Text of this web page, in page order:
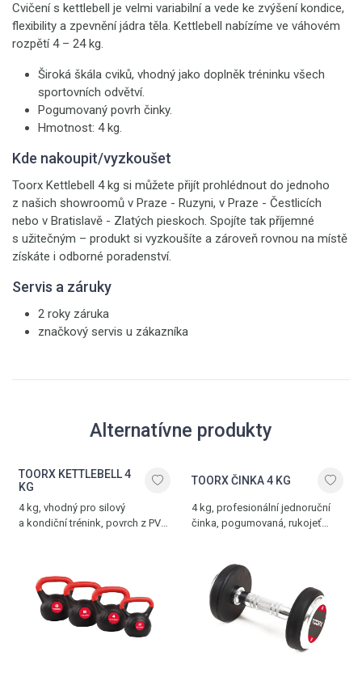
Cvičení s kettlebell je velmi variabilní a vede ke zvýšení kondice,
flexibility a zpevnění jádra těla. Kettlebell nabízíme ve váhovém
rozpětí 4 – 24 kg.
Široká škála cviků, vhodný jako doplněk tréninku všech
sportovních odvětví.
Pogumovaný povrh činky.
Hmotnost: 4 kg.
Kde nakoupit/vyzkoušet
Toorx Kettlebell 4 kg si můžete přijít prohlédnout do jednoho
z našich showroomů v Praze - Ruzyni, v Praze - Čestlicích
nebo v Bratislavě - Zlatých pieskoch. Spojíte tak příjemné
s užitečným – produkt si vyzkoušíte a zároveň rovnou na místě
získáte i odborné poradenství.
Servis a záruky
2 roky záruka
značkový servis u zákazníka
Alternatívne produkty
TOORX KETTLEBELL 4
KG
4 kg, vhodný pro silový
a kondiční trénink, povrch z PVC,
TOORX ČINKA 4 KG
4 kg, profesionální jednoruční
činka, pogumovaná, rukojeť